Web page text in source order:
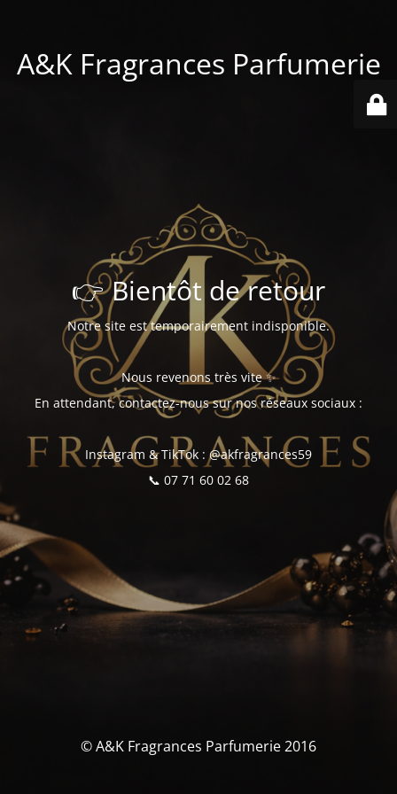
A&K Fragrances Parfumerie
👉 Bientôt de retour
Notre site est temporairement indisponible.
Nous revenons très vite ✨
En attendant, contactez-nous sur nos réseaux sociaux :
Instagram & TikTok : @akfragrances59
📞 07 71 60 02 68
© A&K Fragrances Parfumerie 2016